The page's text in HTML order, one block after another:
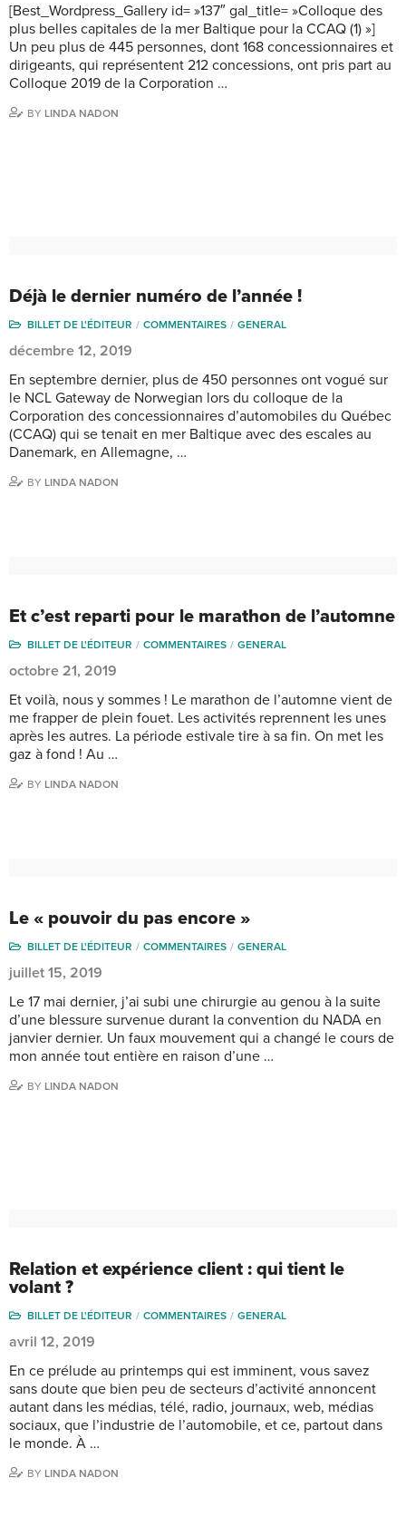
[Best_Wordpress_Gallery id= »137″ gal_title= »Colloque des
plus belles capitales de la mer Baltique pour la CCAQ (1) »]
Un peu plus de 445 personnes, dont 168 concessionnaires et
dirigeants, qui représentent 212 concessions, ont pris part au
Colloque 2019 de la Corporation …
BY LINDA NADON
Déjà le dernier numéro de l’année !
BILLET DE L'ÉDITEUR COMMENTAIRES GENERAL
décembre 12, 2019
En septembre dernier, plus de 450 personnes ont vogué sur
le NCL Gateway de Norwegian lors du colloque de la
Corporation des concessionnaires d’automobiles du Québec
(CCAQ) qui se tenait en mer Baltique avec des escales au
Danemark, en Allemagne, …
BY LINDA NADON
Et c’est reparti pour le marathon de l’automne
BILLET DE L'ÉDITEUR COMMENTAIRES GENERAL
octobre 21, 2019
Et voilà, nous y sommes ! Le marathon de l’automne vient de
me frapper de plein fouet. Les activités reprennent les unes
après les autres. La période estivale tire à sa fin. On met les
gaz à fond ! Au …
BY LINDA NADON
Le « pouvoir du pas encore »
BILLET DE L'ÉDITEUR COMMENTAIRES GENERAL
juillet 15, 2019
Le 17 mai dernier, j’ai subi une chirurgie au genou à la suite
d’une blessure survenue durant la convention du NADA en
janvier dernier. Un faux mouvement qui a changé le cours de
mon année tout entière en raison d’une …
BY LINDA NADON
Relation et expérience client : qui tient le
volant ?
BILLET DE L'ÉDITEUR COMMENTAIRES GENERAL
avril 12, 2019
En ce prélude au printemps qui est imminent, vous savez
sans doute que bien peu de secteurs d’activité annoncent
autant dans les médias, télé, radio, journaux, web, médias
sociaux, que l’industrie de l’automobile, et ce, partout dans
le monde. À …
BY LINDA NADON